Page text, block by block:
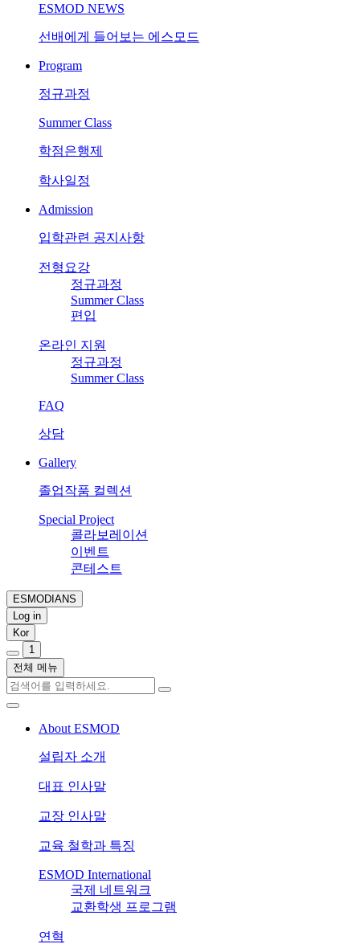
ESMOD NEWS
선배에게 들어보는 에스모드
Program
정규과정
Summer Class
학점은행제
학사일정
Admission
입학관련 공지사항
전형요강
정규과정
Summer Class
편입
온라인 지원
정규과정
Summer Class
FAQ
상담
Gallery
졸업작품 컬렉션
Special Project
콜라보레이션
이벤트
콘테스트
ESMODIANS
Log in
Kor
1
전체 메뉴
About ESMOD
설립자 소개
대표 인사말
교장 인사말
교육 철학과 특징
ESMOD International
국제 네트워크
교환학생 프로그램
연혁